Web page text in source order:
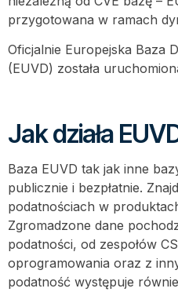
przygotowana w ramach
Oficjalnie Europejska Baza
(EUVD) została
Jak działa
Baza EUVD tak jak inne
publicznie i bezpłatnie.
podatnościach w
Zgromadzone dane
podatności, od zespołów
oprogramowania oraz z
podatność występuje